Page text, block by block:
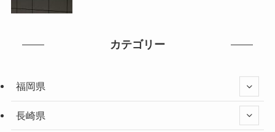
カテゴリー
福岡県
長崎県